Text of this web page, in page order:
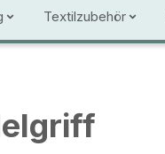
Textilzubehör